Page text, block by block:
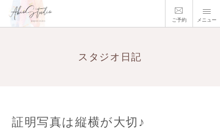
ご予約 メニュー
スタジオ日記
証明写真は縦横が大切♪